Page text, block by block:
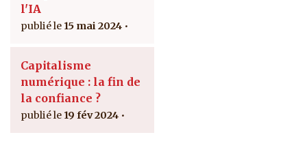
l'IA
15 mai 2024
Capitalisme
numérique : la fin de
la confiance ?
19 fév 2024